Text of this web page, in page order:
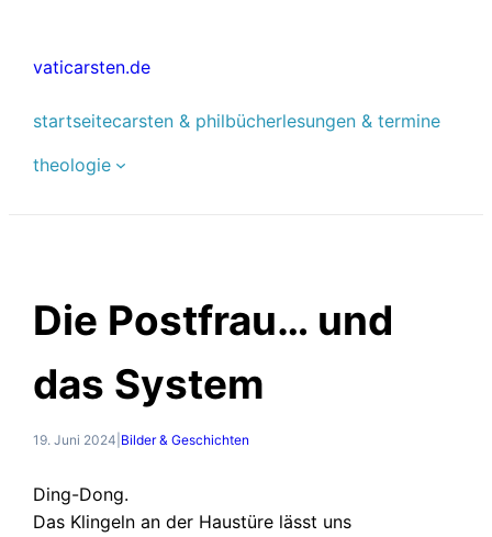
springen
vaticarsten.de
startseitecarsten & philbücherlesungen & termine
theologie
Die Postfrau… und
das System
19. Juni 2024 Bilder & Geschichten
Ding-Dong.
Das Klingeln an der Haustüre lässt uns